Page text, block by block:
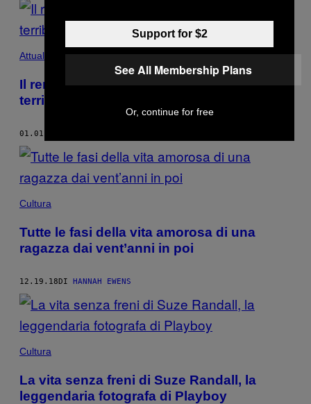
Attualità
Il remake di ‘Suspiria’ racconta quanto
terribili possono essere le madri
01.01.19
Cultura
Tutte le fasi della vita amorosa di una
ragazza dai vent’anni in poi
12.19.18DI HANNAH EWENS
Cultura
La vita senza freni di Suze Randall, la
leggendaria fotografa di Playboy
Support for $2
See All Membership Plans
Or, continue for free